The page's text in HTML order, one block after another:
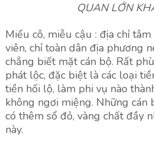
QUAN LỚN
Miếu cô, miễu cậu : địa chỉ
viên, chỉ toàn dân địa phương
chẳng biết mặt cán bộ. Rất
phát lộc, đặc biệt là các loại
tiền hối lộ, làm phi vụ nào
không ngơi miệng. Những cán
có thêm sổ đỏ, vàng chất đầy
này.